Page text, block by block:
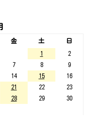
金 土
日
1
2
7 8
9
14 15
16
21 22
23
28 29
30